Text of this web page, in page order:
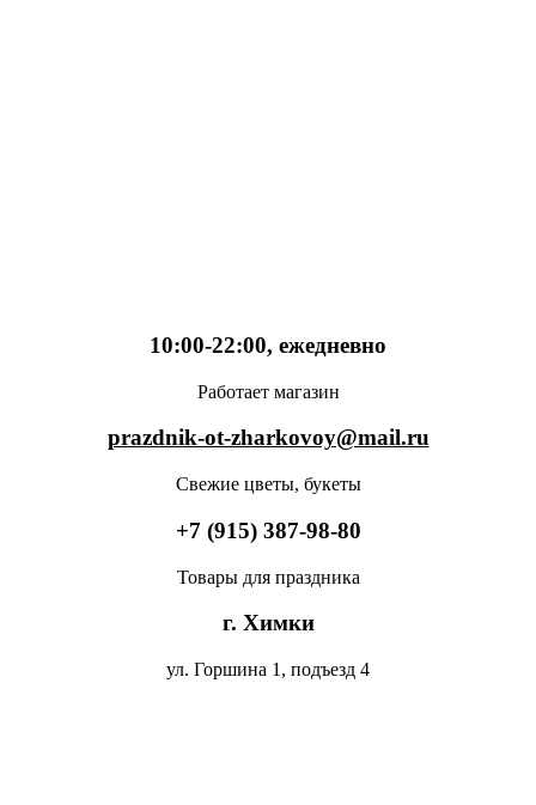
10:00-22:00, ежедневно
Работает магазин
prazdnik-ot-zharkovoy@mail.ru
Свежие цветы, букеты
+7 (915) 387-98-80
Товары для праздника
г. Химки
ул. Горшина 1, подъезд 4